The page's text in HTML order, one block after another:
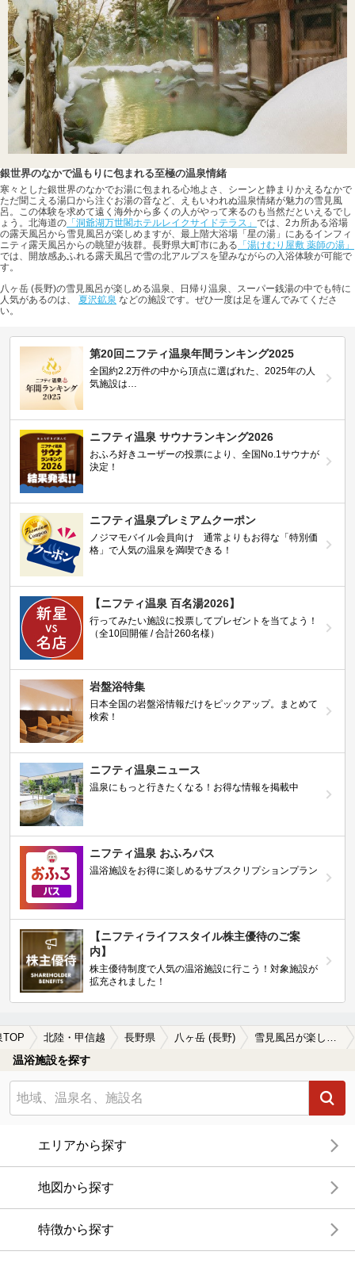
銀世界のなかで温もりに包まれる至極の温泉情緒
寒々とした銀世界のなかでお湯に包まれる心地よさ、シーンと静まりかえるなかで
ただ聞こえる湯口から注ぐお湯の音など、えもいわれぬ温泉情緒が魅力の雪見風
呂。この体験を求めて遠く海外から多くの人がやって来るのも当然だといえるでし
ょう。北海道の 「洞爺湖万世閣ホテルレイクサイドテラス」 では、2カ所ある浴場
の露天風呂から雪見風呂が楽しめますが、最上階大浴場「星の湯」にあるインフィ
ニティ露天風呂からの眺望が抜群。長野県大町市にある 「湯けむり屋敷 薬師の湯」
では、開放感あふれる露天風呂で雪の北アルプスを望みながらの入浴体験が可能で
す。
八ヶ岳 (長野)の雪見風呂が楽しめる温泉、日帰り温泉、スーパー銭湯の中でも特に
人気があるのは、 夏沢鉱泉 などの施設です。ぜひ一度は足を運んでみてくださ
い。
第20回ニフティ温泉年間ランキング2025
全国約2.2万件の中から頂点に選ばれた、2025年の人
気施設は…
ニフティ温泉 サウナランキング2026
おふろ好きユーザーの投票により、全国No.1サウナが
決定！
ニフティ温泉プレミアムクーポン
ノジマモバイル会員向け 通常よりもお得な「特別価
格」で人気の温泉を満喫できる！
【ニフティ温泉 百名湯2026】
行ってみたい施設に投票してプレゼントを当てよう！
（全10回開催 / 合計260名様）
岩盤浴特集
日本全国の岩盤浴情報だけをピックアップ。まとめて
検索！
ニフティ温泉ニュース
温泉にもっと行きたくなる！お得な情報を掲載中
ニフティ温泉 おふろパス
温浴施設をお得に楽しめるサブスクリプションプラン
【ニフティライフスタイル株主優待のご案
内】
株主優待制度で人気の温浴施設に行こう！対象施設が
拡充されました！
TOP 北陸・甲信越 長野県 八ヶ岳 (長野) 雪見風呂が楽しめる八ヶ岳 (長野)の温泉、日帰り温泉、スーパー銭湯おすすめ
温浴施設を探す
エリアから探す
地図から探す
特徴から探す